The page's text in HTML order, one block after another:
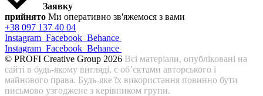
Заявку
прийнято Ми оперативно зв'яжемося з вами
+38 097 137 40 04
Instagram Facebook Behance
Instagram Facebook Behance
© PROFI Creative Group 2026 Всі матеріали, опубліковані на
сайті в будь-якому вигляді, є об’єктами авторського і
майнового права. Будь-яке їх використання повинно бути
письмово узгоджене з керівником групи.